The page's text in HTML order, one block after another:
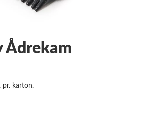
Ådrekam
pr. karton.